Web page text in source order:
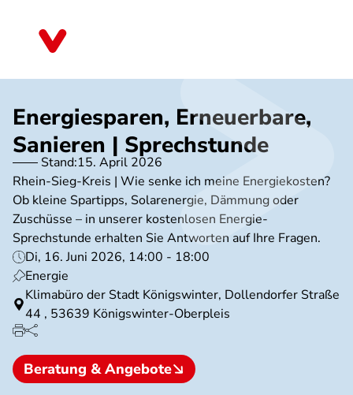
Energiesparen, Erneuerbare,
Sanieren | Sprechstunde
Stand:15. April 2026
Rhein-Sieg-Kreis | Wie senke ich meine Energiekosten?
Ob kleine Spartipps, Solarenergie, Dämmung oder
Zuschüsse – in unserer kostenlosen Energie-
Sprechstunde erhalten Sie Antworten auf Ihre Fragen.
Di, 16. Juni 2026, 14:00 - 18:00
Energie
Klimabüro der Stadt Königswinter, Dollendorfer Straße
44 , 53639 Königswinter-Oberpleis
Beratung & Angebote